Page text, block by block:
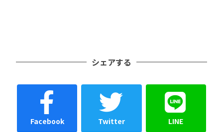
シェアする
Facebook Twitter LINE